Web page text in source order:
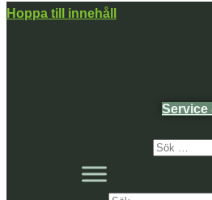
Hoppa till innehåll
Service